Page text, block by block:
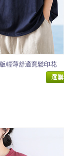
輕薄舒適寬鬆印花
選購